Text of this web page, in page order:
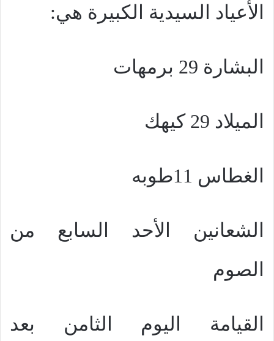
الأعياد السيدية الكبيرة هي:
البشارة 29 برمهات
الميلاد 29 كيهك
الغطاس 11طوبه
الشعانين الأحد السابع من
الصوم
القيامة اليوم الثامن بعد